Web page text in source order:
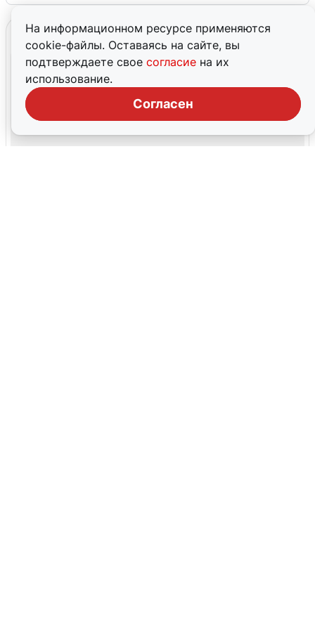
На информационном ресурсе применяются
cookie-файлы. Оставаясь на сайте, вы
подтверждаете свое согласие на их
использование.
Согласен